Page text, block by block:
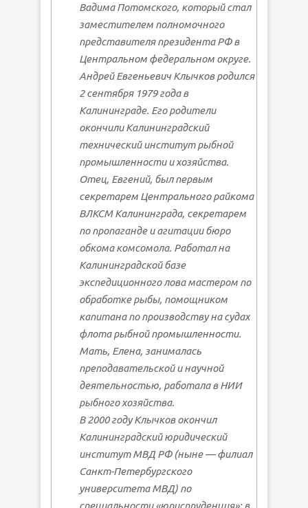
Вадима Потомского, который стал
заместителем полномочного
представителя президента РФ в
Центральном федеральном округе.
Андрей Евгеньевич Клычков родился
2 сентября 1979 года в
Калининграде. Его родители
окончили Калининградский
технический институт рыбной
промышленности и хозяйства.
Отец, Евгений, был первым
секретарем Центрального райкома
ВЛКСМ Калининграда, секретарем
по пропаганде и агитации бюро
обкома комсомола. Работал на
Калининградской базе
экспедиционного лова мастером по
обработке рыбы, помощником
капитана по производству на судах
флота рыбной промышленности.
Мать, Елена, занималась
преподавательской и научной
деятельностью, работала в НИИ
рыбного хозяйства.
В 2000 году Клычков окончил
Калининградский юридический
институт МВД РФ (ныне — филиал
Санкт-Петербургского
университета МВД) по
специальности «юриспруденция»; в